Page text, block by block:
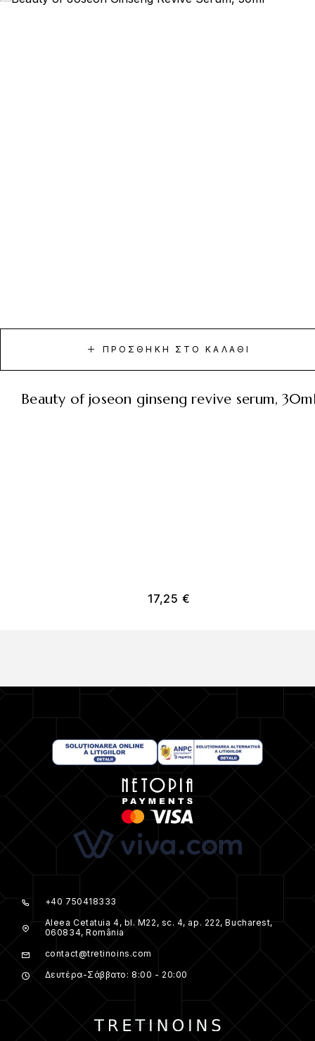
ΠΡΟΣΘΉΚΗ ΣΤΟ ΚΑΛΆΘΙ
beauty of joseon ginseng revive serum,
17,25 €
+40 750418333
Aleea Cetatuia 4, bl. M22, sc. 4, ap. 222, Bucharest,
060834, România
contact@tretinoins.com
Δευτέρα-Σάββατο: 8:00 - 20:00